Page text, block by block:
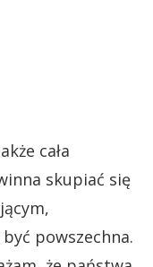
cała
skupiać się
powszechna.